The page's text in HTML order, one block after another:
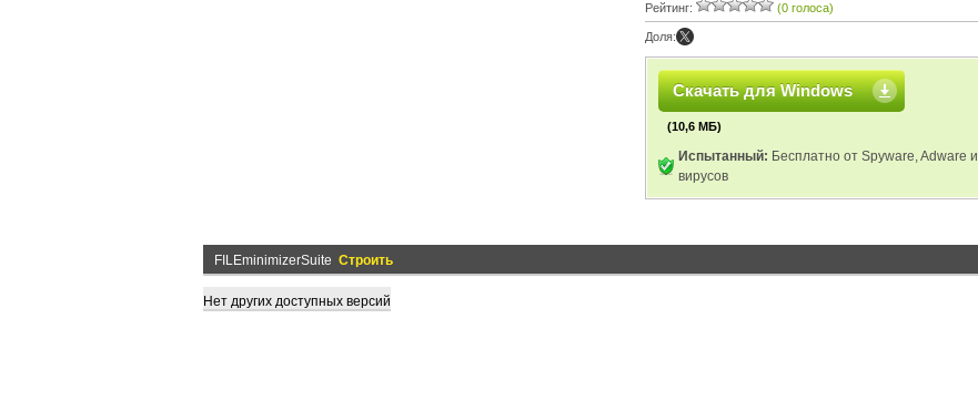
Рейтинг: (0 голоса)
Доля:
Скачать для Windows
(10,6 МБ)
Испытанный: Бесплатно от Spyware, Adware и
вирусов
FILEminimizerSuite Строить
Нет других доступных версий